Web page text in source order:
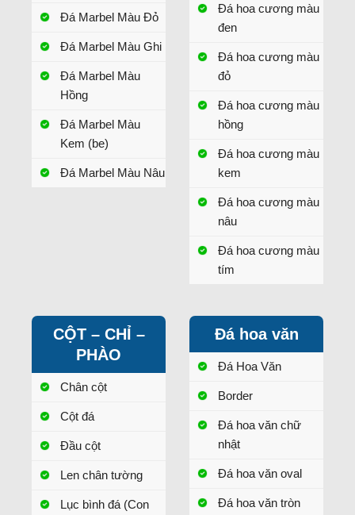
Đá Marbel Màu Đỏ
Đá Marbel Màu Ghi
Đá Marbel Màu
Hồng
Đá Marbel Màu
Kem (be)
Đá Marbel Màu Nâu
Đá hoa cương màu
đen
Đá hoa cương màu
đỏ
Đá hoa cương màu
hồng
Đá hoa cương màu
kem
Đá hoa cương màu
nâu
Đá hoa cương màu
tím
CỘT – CHỈ –
PHÀO
Chân cột
Cột đá
Đầu cột
Len chân tường
Lục bình đá (Con
Đá hoa văn
Đá Hoa Văn
Border
Đá hoa văn chữ
nhật
Đá hoa văn oval
Đá hoa văn tròn